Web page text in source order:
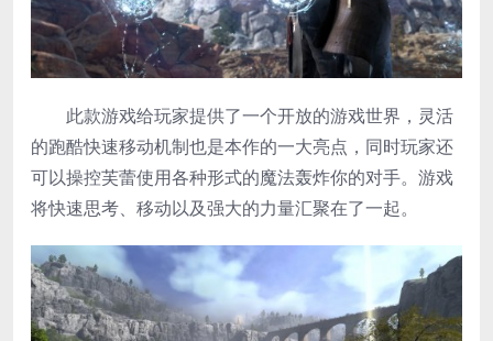
此款游戏给玩家提供了一个开放的游戏世界，灵活
的跑酷快速移动机制也是本作的一大亮点，同时玩家还
可以操控芙蕾使用各种形式的魔法轰炸你的对手。游戏
将快速思考、移动以及强大的力量汇聚在了一起。